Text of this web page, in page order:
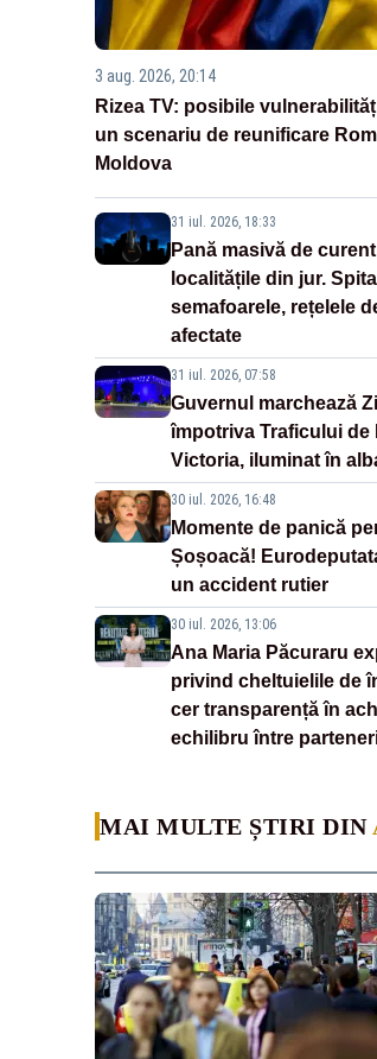
3 aug. 2026, 20:14
Rizea TV: posibile
un scenariu de reunificare
Moldova
31 iul. 2026, 18:33
Pană masivă de
localitățile din jur.
semafoarele, rețelele
afectate
31 iul. 2026, 07:58
Guvernul marchează
împotriva Traficului de
Victoria, iluminat în
30 iul. 2026, 16:48
Momente de panică
Șoșoacă!
un accident rutier
30 iul. 2026, 13:06
Ana Maria Păcuraru
privind cheltuielile de
cer transparență în
echilibru între
MAI MULTE ȘTIRI DIN